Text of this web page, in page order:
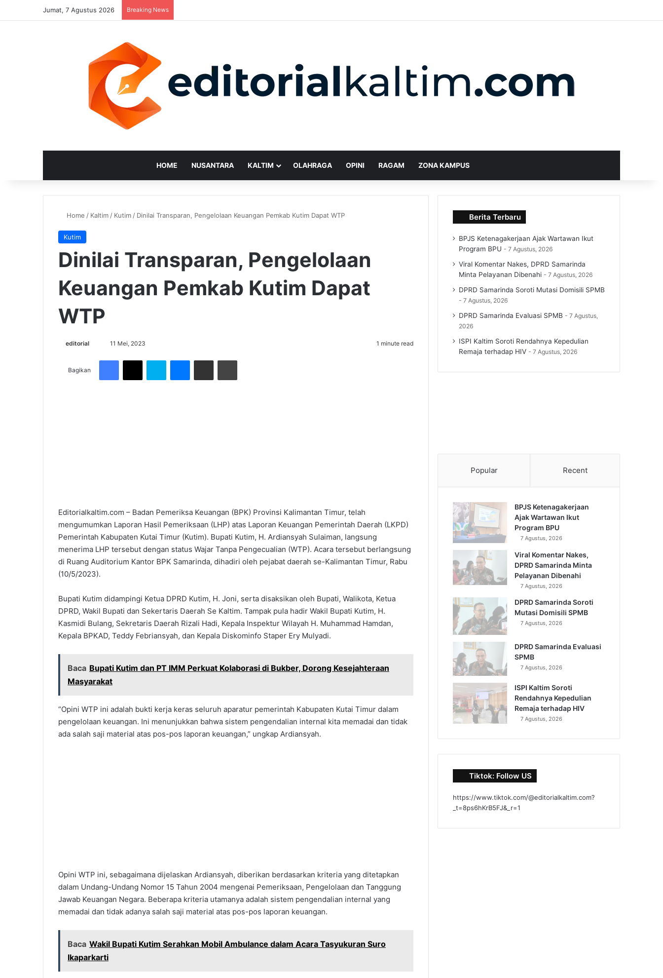
Jumat, 7 Agustus 2026 Breaking News
HOME NUSANTARA KALTIM OLAHRAGA OPINI RAGAM ZONA KAMPUS
Home / Kaltim / Kutim / Dinilai Transparan, Pengelolaan Keuangan Pemkab Kutim Dapat WTP
Kutim
Dinilai Transparan, Pengelolaan
Keuangan Pemkab Kutim Dapat
WTP
editorial
Send11 Mei, 2023 1 minute read
Bagikan
Facebook
X Skype Messenger
Share via Email Cetak
Editorialkaltim.com – Badan Pemeriksa Keuangan (BPK) Provinsi Kalimantan Timur, telah
mengumumkan Laporan Hasil Pemeriksaan (LHP) atas Laporan Keuangan Pemerintah Daerah (LKPD)
Pemerintah Kabupaten Kutai Timur (Kutim). Bupati Kutim, H. Ardiansyah Sulaiman, langsung
menerima LHP tersebut dengan status Wajar Tanpa Pengecualian (WTP). Acara tersebut berlangsung
di Ruang Auditorium Kantor BPK Samarinda, dihadiri oleh pejabat daerah se-Kalimantan Timur, Rabu
(10/5/2023).
Bupati Kutim didampingi Ketua DPRD Kutim, H. Joni, serta disaksikan oleh Bupati, Walikota, Ketua
DPRD, Wakil Bupati dan Sekertaris Daerah Se Kaltim. Tampak pula hadir Wakil Bupati Kutim, H.
Kasmidi Bulang, Sekretaris Daerah Rizali Hadi, Kepala Inspektur Wilayah H. Muhammad Hamdan,
Kepala BPKAD, Teddy Febriansyah, dan Kepala Diskominfo Staper Ery Mulyadi.
Baca Bupati Kutim dan PT IMM Perkuat Kolaborasi di Bukber, Dorong Kesejahteraan
Masyarakat
“Opini WTP ini adalah bukti kerja keras seluruh aparatur pemerintah Kabupaten Kutai Timur dalam
pengelolaan keuangan. Ini menunjukkan bahwa sistem pengendalian internal kita memadai dan tidak
ada salah saji material atas pos-pos laporan keuangan,” ungkap Ardiansyah.
Opini WTP ini, sebagaimana dijelaskan Ardiansyah, diberikan berdasarkan kriteria yang ditetapkan
dalam Undang-Undang Nomor 15 Tahun 2004 mengenai Pemeriksaan, Pengelolaan dan Tanggung
Jawab Keuangan Negara. Beberapa kriteria utamanya adalah sistem pengendalian internal yang
memadai dan tidak adanya salah saji material atas pos-pos laporan keuangan.
Baca Wakil Bupati Kutim Serahkan Mobil Ambulance dalam Acara Tasyukuran Suro
Ikaparkarti
Berita Terbaru
BPJS Ketenagakerjaan Ajak Wartawan Ikut
Program BPU
7 Agustus, 2026
Viral Komentar Nakes, DPRD Samarinda
Minta Pelayanan Dibenahi
7 Agustus, 2026
DPRD Samarinda Soroti Mutasi Domisili SPMB
7 Agustus, 2026
DPRD Samarinda Evaluasi SPMB
7 Agustus,
2026
ISPI Kaltim Soroti Rendahnya Kepedulian
Remaja terhadap HIV
7 Agustus, 2026
Popular Recent
BPJS Ketenagakerjaan
Ajak Wartawan Ikut
Program BPU
7 Agustus, 2026
Viral Komentar Nakes,
DPRD Samarinda Minta
Pelayanan Dibenahi
7 Agustus, 2026
DPRD Samarinda Soroti
Mutasi Domisili SPMB
7 Agustus, 2026
DPRD Samarinda Evaluasi
SPMB
7 Agustus, 2026
ISPI Kaltim Soroti
Rendahnya Kepedulian
Remaja terhadap HIV
7 Agustus, 2026
Tiktok: Follow US
https://www.tiktok.com/@editorialkaltim.com?
_t=8ps6hKrB5FJ&_r=1